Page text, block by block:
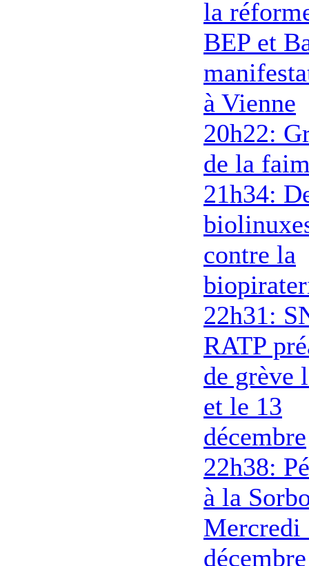
la
BEP et
à Vienne
20h22:
de la
21h34:
contre la
22h31:
RATP
de grève
et le 13
décembre
22h38:
à la
Mercredi